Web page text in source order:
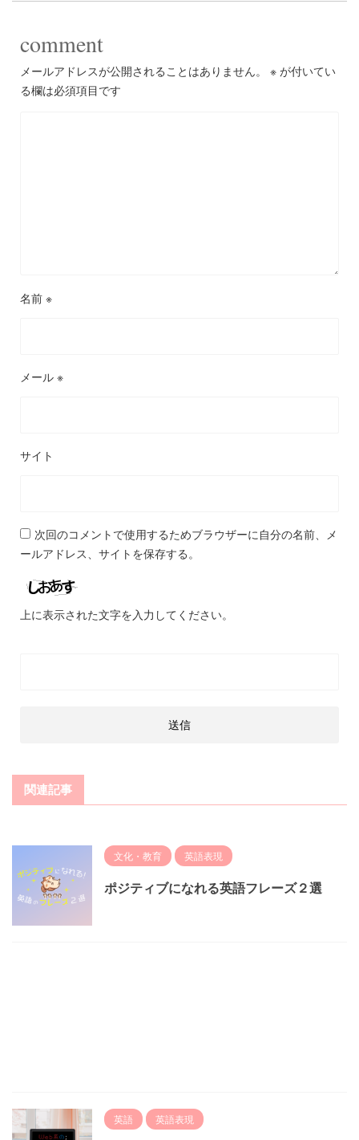
comment
メールアドレスが公開されることはありません。 ※ が付いてい
る欄は必須項目です
名前 ※
メール ※
サイト
次回のコメントで使用するためブラウザーに自分の名前、メ
ールアドレス、サイトを保存する。
上に表示された文字を入力してください。
関連記事
文化・教育 英語表現
ポジティブになれる英語フレーズ２選
英語 英語表現